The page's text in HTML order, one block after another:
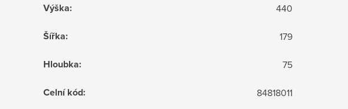
Výška: 440
Šířka: 179
Hloubka: 75
Celní kód: 84818011